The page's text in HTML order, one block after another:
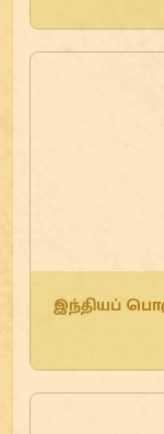
இந்தியப்